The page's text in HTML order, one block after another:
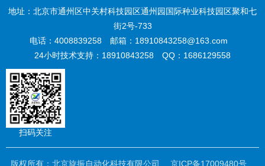
地址：北京市通州区中关村科技园区通州园国际种业科技园区聚和七
街2号-733
电话：4008839258
邮箱：18910843258@163.com
24小时技术支持：18910843258
QQ：1686129558
扫码关注
版权所有：北京旋振自动化科技有限公司 京ICP备17009480号